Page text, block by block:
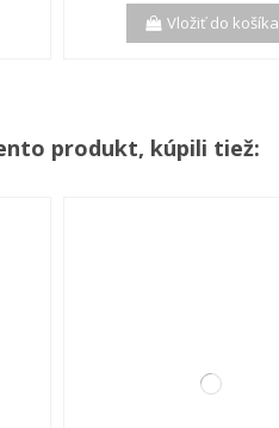
Vložiť do košíka
produkt, kúpili tiež: